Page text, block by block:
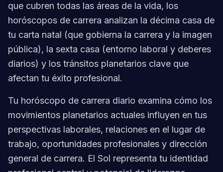
que cubren todas las áreas de la vida, los
horóscopos de carrera analizan la décima casa de
tu carta natal (que gobierna la carrera y la imagen
pública), la sexta casa (entorno laboral y deberes
diarios) y los tránsitos planetarios clave que
afectan tu éxito profesional.
Tu horóscopo de carrera diario examina cómo los
movimientos planetarios actuales influyen en tus
perspectivas laborales, relaciones en el lugar de
trabajo, oportunidades profesionales y dirección
general de carrera. El Sol representa tu identidad